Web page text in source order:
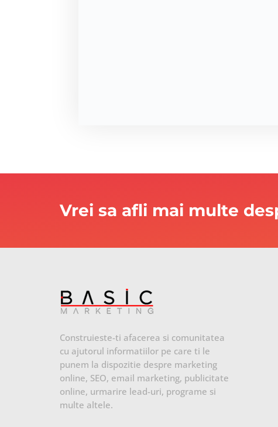
Vrei sa afli mai multe
Construieste-ti afacerea si comunitatea
cu ajutorul informatiilor pe care ti le
punem la dispozitie despre marketing
online, SEO, email marketing, publicitate
online, urmarire lead-uri, programe si
multe altele.